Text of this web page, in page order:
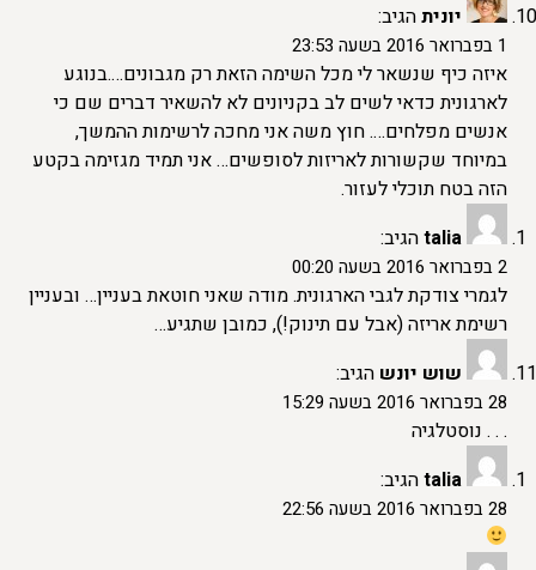
יוניתהגיב:
1 בפברואר 2016 בשעה 23:53
איזה כיף שנשאר לי מכל השימה הזאת רק מגבונים….בנוגע
לארגונית כדאי לשים לב בקניונים לא להשאיר דברים שם כי
אנשים מפלחים…. חוץ משה אני מחכה לרשימות ההמשך,
במיוחד שקשורות לאריזות לסופשים… אני תמיד מגזימה בקטע
הזה בטח תוכלי לעזור.
taliaהגיב:
2 בפברואר 2016 בשעה 00:20
לגמרי צודקת לגבי הארגונית. מודה שאני חוטאת בעניין… ובעניין
רשימת אריזה (אבל עם תינוק!), כמובן שתגיע…
שוש יונש הגיב:
28 בפברואר 2016 בשעה 15:29
. . . נוסטלגיה
taliaהגיב:
28 בפברואר 2016 בשעה 22:56